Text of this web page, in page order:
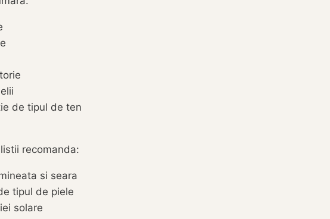
de tipul de ten
recomanda:
si seara
tipul de piele
solare